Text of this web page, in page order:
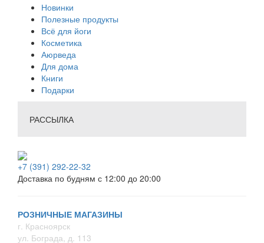
Новинки
Полезные продукты
Всё для йоги
Косметика
Аюрведа
Для дома
Книги
Подарки
РАССЫЛКА
+7 (391) 292-22-32
Доставка по будням с 12:00 до 20:00
РОЗНИЧНЫЕ МАГАЗИНЫ
г. Красноярск
ул. Бограда, д. 113